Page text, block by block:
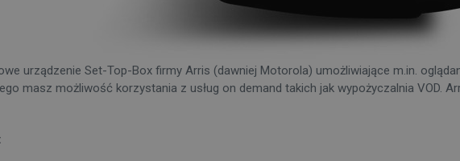
urządzenie Set-Top-Box firmy Arris (dawniej Motorola) umożliwiające m.in.
masz możliwość korzystania z usług on demand takich jak wypożyczalnia VOD.